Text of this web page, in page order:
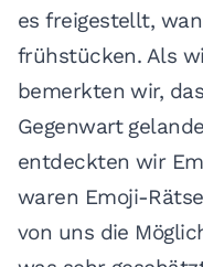
es freigestellt,
frühstücken. Als
bemerkten wir,
Gegenwart
entdeckten wir
waren Emoji-
von uns die